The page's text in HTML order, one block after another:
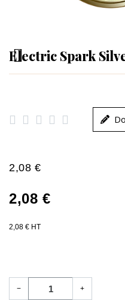
Electric Spark
    
2,08 €
2,08 €
2,08 € HT
− +